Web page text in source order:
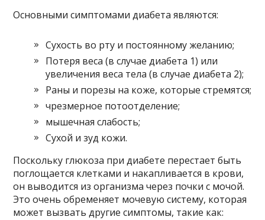
Основными симптомами диабета являются:
Сухость во рту и постоянному желанию;
Потеря веса (в случае диабета 1) или
увеличения веса тела (в случае диабета 2);
Раны и порезы на коже, которые стремятся;
чрезмерное потоотделение;
мышечная слабость;
Сухой и зуд кожи.
Поскольку глюкоза при диабете перестает быть
поглощается клетками и накапливается в крови,
он выводится из организма через почки с мочой.
Это очень обременяет мочевую систему, которая
может вызвать другие симптомы, такие как: